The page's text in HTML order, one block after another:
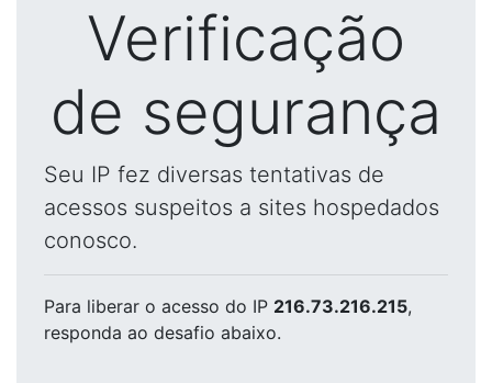
Verificação
de segurança
Seu IP fez diversas tentativas de
acessos suspeitos a sites hospedados
conosco.
Para liberar o acesso do IP 216.73.216.215,
responda ao desafio abaixo.